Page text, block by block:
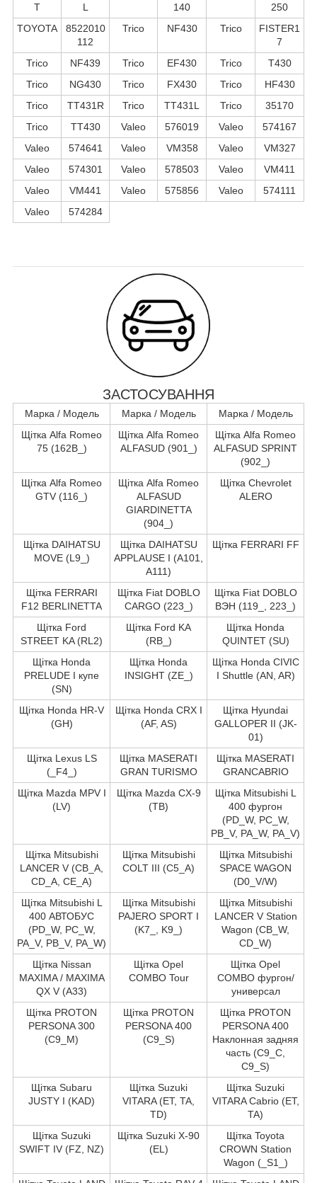
T
L
140
250
TOYOTA
8522010
112
Trico NF430 Trico
FISTER1
7
Trico
NF439 Trico EF430 Trico
T430
Trico
NG430 Trico FX430 Trico
HF430
Trico
TT431R Trico TT431L Trico
35170
Trico
TT430 Valeo 576019 Valeo
574167
Valeo
574641 Valeo VM358 Valeo
VM327
Valeo
574301 Valeo 578503 Valeo
VM411
Valeo
VM441 Valeo 575856 Valeo
574111
Valeo
574284
ЗАСТОСУВАННЯ
Марка / Модель Марка / Модель
Марка / Модель
Щітка Alfa Romeo
75 (162B_)
Щітка Alfa Romeo
ALFASUD (901_)
Щітка Alfa Romeo
ALFASUD SPRINT
(902_)
Щітка Alfa Romeo
GTV (116_)
Щітка Alfa Romeo
ALFASUD
GIARDINETTA
(904_)
Щітка Chevrolet
ALERO
Щітка DAIHATSU
MOVE (L9_)
Щітка DAIHATSU
APPLAUSE I (A101,
A111)
Щітка FERRARI FF
Щітка FERRARI
F12 BERLINETTA
Щітка Fiat DOBLO
CARGO (223_)
Щітка Fiat DOBLO
ВЭН (119_, 223_)
Щітка Ford
STREET KA (RL2)
Щітка Ford KA
(RB_)
Щітка Honda
QUINTET (SU)
Щітка Honda
PRELUDE I купе
(SN)
Щітка Honda
INSIGHT (ZE_)
Щітка Honda CIVIC
I Shuttle (AN, AR)
Щітка Honda HR-V
(GH)
Щітка Honda CRX I
(AF, AS)
Щітка Hyundai
GALLOPER II (JK-
01)
Щітка Lexus LS
(_F4_)
Щітка MASERATI
GRAN TURISMO
Щітка MASERATI
GRANCABRIO
Щітка Mazda MPV I
(LV)
Щітка Mazda CX-9
(TB)
Щітка Mitsubishi L
400 фургон
(PD_W, PC_W,
PB_V, PA_W, PA_V)
Щітка Mitsubishi
LANCER V (CB_A,
CD_A, CE_A)
Щітка Mitsubishi
COLT III (C5_A)
Щітка Mitsubishi
SPACE WAGON
(D0_V/W)
Щітка Mitsubishi L
400 АВТОБУС
(PD_W, PC_W,
PA_V, PB_V, PA_W)
Щітка Mitsubishi
PAJERO SPORT I
(K7_, K9_)
Щітка Mitsubishi
LANCER V Station
Wagon (CB_W,
CD_W)
Щітка Nissan
MAXIMA / MAXIMA
QX V (A33)
Щітка Opel
COMBO Tour
Щітка Opel
COMBO фургон/
универсал
Щітка PROTON
PERSONA 300
(C9_M)
Щітка PROTON
PERSONA 400
(C9_S)
Щітка PROTON
PERSONA 400
Наклонная задняя
часть (C9_C,
C9_S)
Щітка Subaru
JUSTY I (KAD)
Щітка Suzuki
VITARA (ET, TA,
TD)
Щітка Suzuki
VITARA Cabrio (ET,
TA)
Щітка Suzuki
SWIFT IV (FZ, NZ)
Щітка Suzuki X-90
(EL)
Щітка Toyota
CROWN Station
Wagon (_S1_)